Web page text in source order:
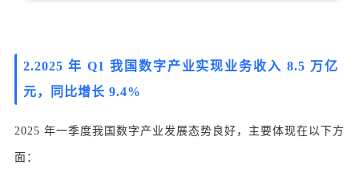
2.2025 年 Q1 我国数字产业实现业务收入 8.5 万亿
元，同比增长 9.4%
2025 年一季度我国数字产业发展态势良好，主要体现在以下方
面：